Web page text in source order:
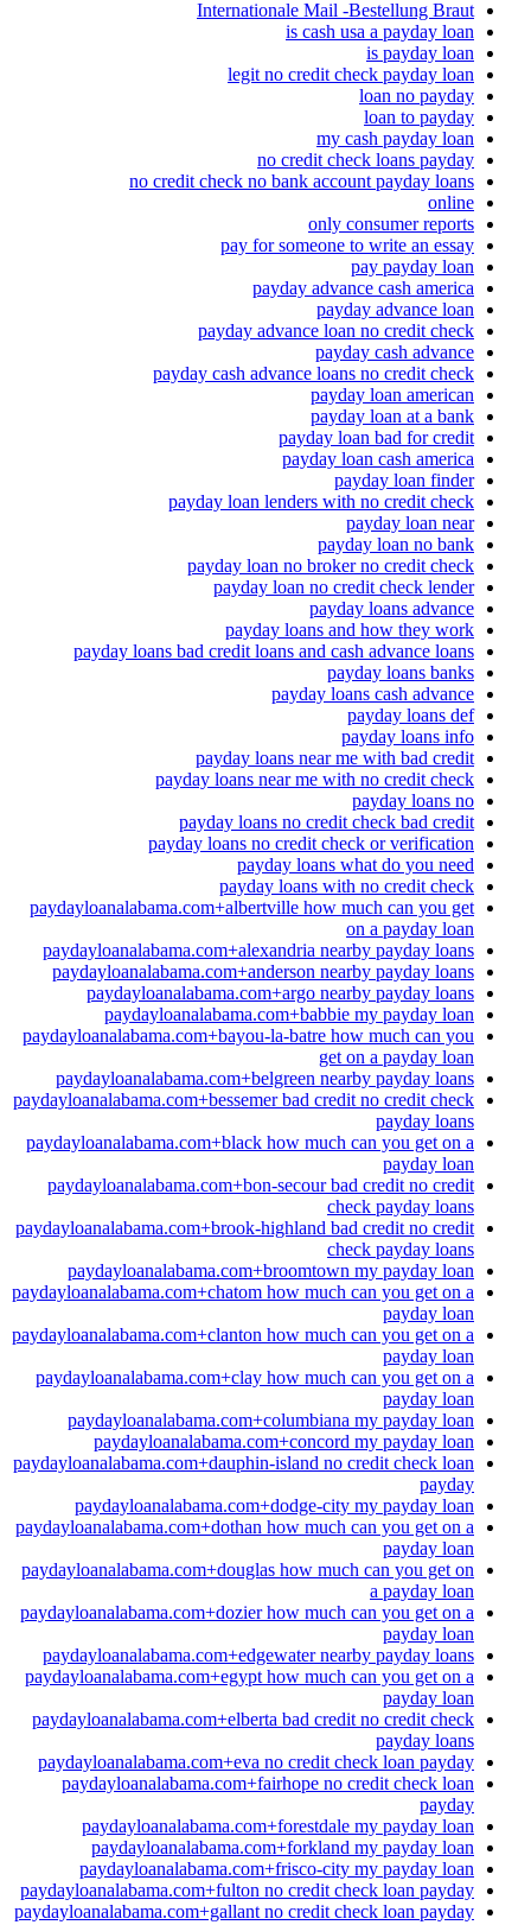
Internationale Mail -Bestellung Braut
is cash usa a payday loan
is payday loan
legit no credit check payday loan
loan no payday
loan to payday
my cash payday loan
no credit check loans payday
no credit check no bank account payday loans
online
only consumer reports
pay for someone to write an essay
pay payday loan
payday advance cash america
payday advance loan
payday advance loan no credit check
payday cash advance
payday cash advance loans no credit check
payday loan american
payday loan at a bank
payday loan bad for credit
payday loan cash america
payday loan finder
payday loan lenders with no credit check
payday loan near
payday loan no bank
payday loan no broker no credit check
payday loan no credit check lender
payday loans advance
payday loans and how they work
payday loans bad credit loans and cash advance loans
payday loans banks
payday loans cash advance
payday loans def
payday loans info
payday loans near me with bad credit
payday loans near me with no credit check
payday loans no
payday loans no credit check bad credit
payday loans no credit check or verification
payday loans what do you need
payday loans with no credit check
paydayloanalabama.com+albertville how much can you get
on a payday loan
paydayloanalabama.com+alexandria nearby payday loans
paydayloanalabama.com+anderson nearby payday loans
paydayloanalabama.com+argo nearby payday loans
paydayloanalabama.com+babbie my payday loan
paydayloanalabama.com+bayou-la-batre how much can you
get on a payday loan
paydayloanalabama.com+belgreen nearby payday loans
paydayloanalabama.com+bessemer bad credit no credit check
payday loans
paydayloanalabama.com+black how much can you get on a
payday loan
paydayloanalabama.com+bon-secour bad credit no credit
check payday loans
paydayloanalabama.com+brook-highland bad credit no credit
check payday loans
paydayloanalabama.com+broomtown my payday loan
paydayloanalabama.com+chatom how much can you get on a
payday loan
paydayloanalabama.com+clanton how much can you get on a
payday loan
paydayloanalabama.com+clay how much can you get on a
payday loan
paydayloanalabama.com+columbiana my payday loan
paydayloanalabama.com+concord my payday loan
paydayloanalabama.com+dauphin-island no credit check loan
payday
paydayloanalabama.com+dodge-city my payday loan
paydayloanalabama.com+dothan how much can you get on a
payday loan
paydayloanalabama.com+douglas how much can you get on
a payday loan
paydayloanalabama.com+dozier how much can you get on a
payday loan
paydayloanalabama.com+edgewater nearby payday loans
paydayloanalabama.com+egypt how much can you get on a
payday loan
paydayloanalabama.com+elberta bad credit no credit check
payday loans
paydayloanalabama.com+eva no credit check loan payday
paydayloanalabama.com+fairhope no credit check loan
payday
paydayloanalabama.com+forestdale my payday loan
paydayloanalabama.com+forkland my payday loan
paydayloanalabama.com+frisco-city my payday loan
paydayloanalabama.com+fulton no credit check loan payday
paydayloanalabama.com+gallant no credit check loan payday